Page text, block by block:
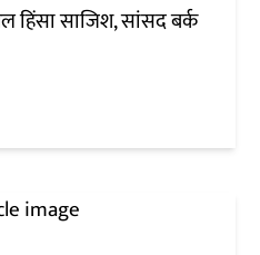
हिंसा साजिश, सांसद बर्क